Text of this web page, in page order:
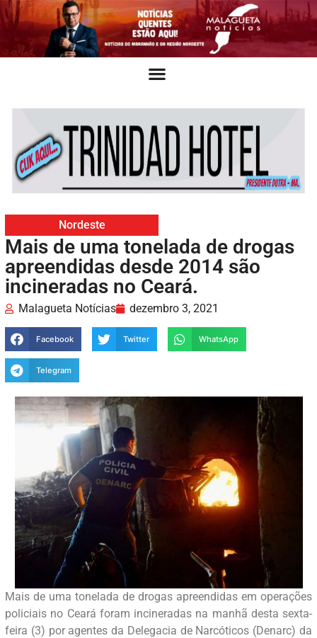
Nordeste
Mais de uma tonelada de drogas
apreendidas desde 2014 são
incineradas no Ceará.
Malagueta Notícias dezembro 3, 2021
Facebook Twitter WhatsApp
Telegram
Mais de uma tonelada de drogas apreendidas em operações
policiais no Ceará foram incineradas na manhã desta sexta-
feira (3) por agentes da Delegacia de Narcóticos (Denarc) da